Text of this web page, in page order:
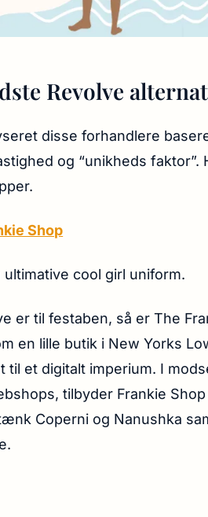
Revolve
disse forhandlere
og “unikheds
Shop
ultimative cool girl uniform.
er til festaben, så er The
en lille butik i New Yorks
til et digitalt imperium. I
tilbyder Frankie
Coperni og Nanushka